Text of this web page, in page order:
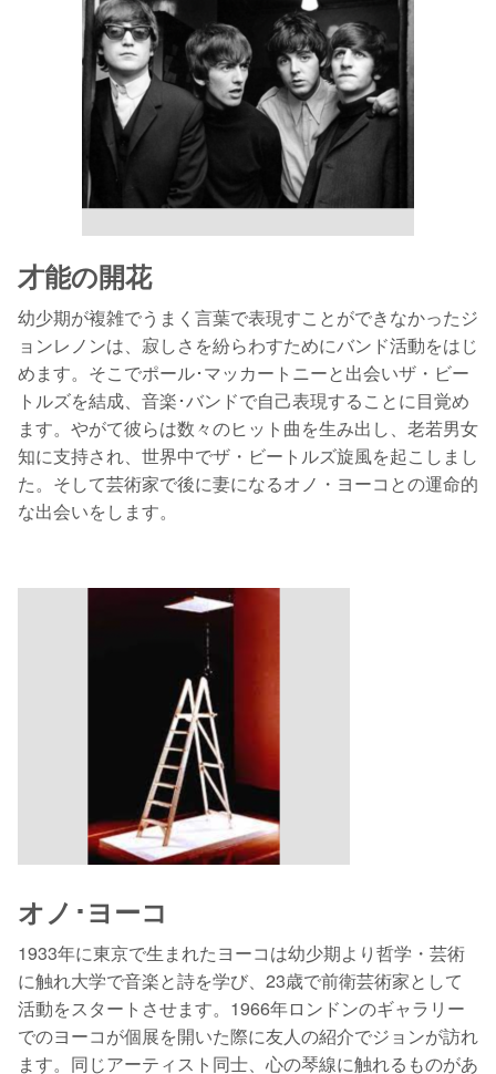
才能の開花
幼少期が複雑でうまく言葉で表現すことができなかったジ
ョンレノンは、寂しさを紛らわすためにバンド活動をはじ
めます。そこでポール･マッカートニーと出会いザ・ビー
トルズを結成、音楽･バンドで自己表現することに目覚め
ます。やがて彼らは数々のヒット曲を生み出し、老若男女
知に支持され、世界中でザ・ビートルズ旋風を起こしまし
た。そして芸術家で後に妻になるオノ・ヨーコとの運命的
な出会いをします。
オノ･ヨーコ
1933年に東京で生まれたヨーコは幼少期より哲学・芸術
に触れ大学で音楽と詩を学び、23歳で前衛芸術家として
活動をスタートさせます。1966年ロンドンのギャラリー
でのヨーコが個展を開いた際に友人の紹介でジョンが訪れ
ます。同じアーティスト同士、心の琴線に触れるものがあ